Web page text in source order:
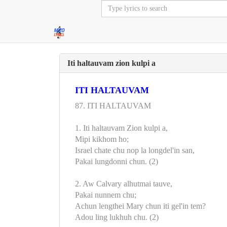
Iti haltauvam zion kulpi a
ITI HALTAUVAM
87. ITI HALTAUVAM
1. Iti haltauvam Zion kulpi a,
Mipi kikhom ho;
Israel chate chu nop la longdel'in san,
Pakai lungdonni chun. (2)
2. Aw Calvary alhutmai tauve,
Pakai nunnem chu;
Achun lengthei Mary chun iti gel'in tem?
Adou ling lukhuh chu. (2)